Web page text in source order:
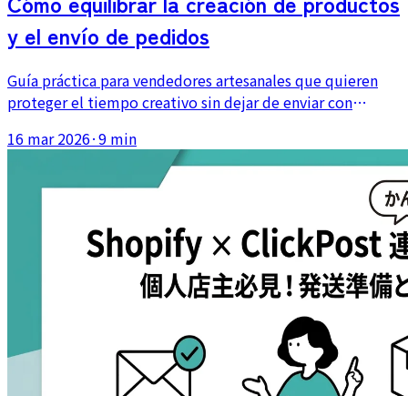
y el envío de pedidos
Guía práctica para vendedores artesanales que quieren
proteger el tiempo creativo sin dejar de enviar con
del espacio de trabajo.
16 mar 2026·9 min